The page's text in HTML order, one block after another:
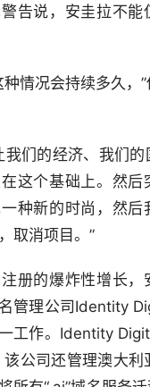
告说，安圭拉不能
种情况会持续多久，
我们的经济、我们
这个基础上。然后
种新的时尚，然后
取消项目。”
册的爆炸性增长，
管理公司Identity
工作。Identity
公司还管理澳大利